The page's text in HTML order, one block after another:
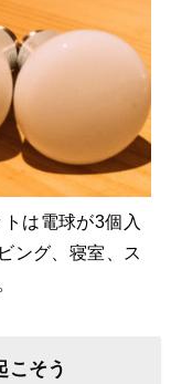
は電球が3個入
ング、寝室、ス
こそう